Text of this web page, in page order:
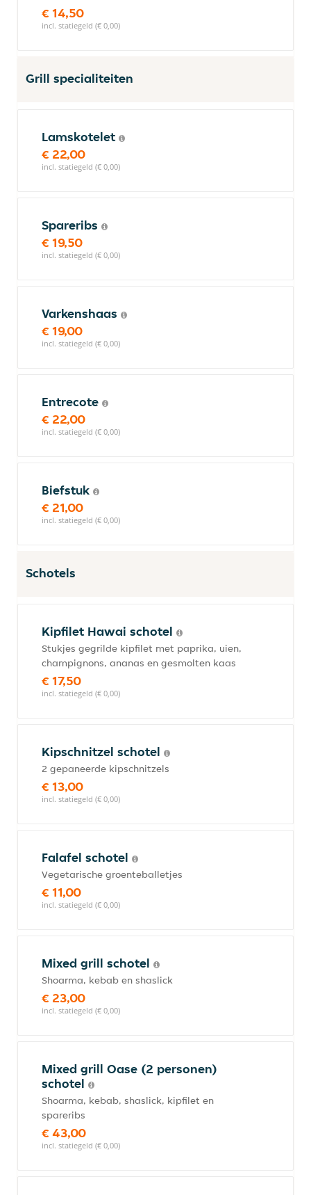
€ 14,50
incl. statiegeld (€ 0,00)
Grill specialiteiten
Lamskotelet
€ 22,00
incl. statiegeld (€ 0,00)
Spareribs
€ 19,50
incl. statiegeld (€ 0,00)
Varkenshaas
€ 19,00
incl. statiegeld (€ 0,00)
Entrecote
€ 22,00
incl. statiegeld (€ 0,00)
Biefstuk
€ 21,00
incl. statiegeld (€ 0,00)
Schotels
Kipfilet Hawai schotel
Stukjes gegrilde kipfilet met paprika, uien,
champignons, ananas en gesmolten kaas
€ 17,50
incl. statiegeld (€ 0,00)
Kipschnitzel schotel
2 gepaneerde kipschnitzels
€ 13,00
incl. statiegeld (€ 0,00)
Falafel schotel
Vegetarische groenteballetjes
€ 11,00
incl. statiegeld (€ 0,00)
Mixed grill schotel
Shoarma, kebab en shaslick
€ 23,00
incl. statiegeld (€ 0,00)
Mixed grill Oase (2 personen)
schotel
Shoarma, kebab, shaslick, kipfilet en
spareribs
€ 43,00
incl. statiegeld (€ 0,00)